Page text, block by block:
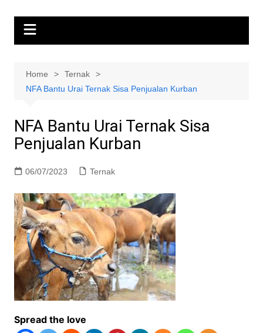
Home
Ternak
NFA Bantu Urai Ternak Sisa Penjualan Kurban
NFA Bantu Urai Ternak Sisa
Penjualan Kurban
06/07/2023 Ternak
Spread the love